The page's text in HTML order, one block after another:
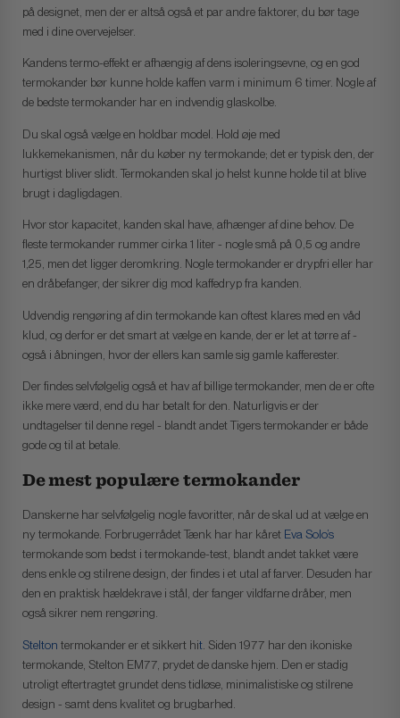
på designet, men der er altså også et par andre faktorer, du bør tage
med i dine overvejelser.
Kandens termo-effekt er afhængig af dens isoleringsevne, og en god
termokander bør kunne holde kaffen varm i minimum 6 timer. Nogle af
de bedste termokander har en indvendig glaskolbe.
Du skal også vælge en holdbar model. Hold øje med
lukkemekanismen, når du køber ny termokande; det er typisk den, der
hurtigst bliver slidt. Termokanden skal jo helst kunne holde til at blive
brugt i dagligdagen.
Hvor stor kapacitet, kanden skal have, afhænger af dine behov. De
fleste termokander rummer cirka 1 liter - nogle små på 0,5 og andre
1,25, men det ligger deromkring. Nogle termokander er drypfri eller har
en dråbefanger, der sikrer dig mod kaffedryp fra kanden.
Udvendig rengøring af din termokande kan oftest klares med en våd
klud, og derfor er det smart at vælge en kande, der er let at tørre af -
også i åbningen, hvor der ellers kan samle sig gamle kafferester.
Der findes selvfølgelig også et hav af billige termokander, men de er ofte
ikke mere værd, end du har betalt for den. Naturligvis er der
undtagelser til denne regel - blandt andet Tigers termokander er både
gode og til at betale.
De mest populære termokander
Danskerne har selvfølgelig nogle favoritter, når de skal ud at vælge en
ny termokande. Forbrugerrådet Tænk har har kåret Eva Solo’s
termokande som bedst i termokande-test, blandt andet takket være
dens enkle og stilrene design, der findes i et utal af farver. Desuden har
den en praktisk hældekrave i stål, der fanger vildfarne dråber, men
også sikrer nem rengøring.
Stelton termokander er et sikkert hit . Siden 1977 har den ikoniske
termokande, Stelton EM77, prydet de danske hjem. Den er stadig
utroligt eftertragtet grundet dens tidløse, minimalistiske og stilrene
design - samt dens kvalitet og brugbarhed.